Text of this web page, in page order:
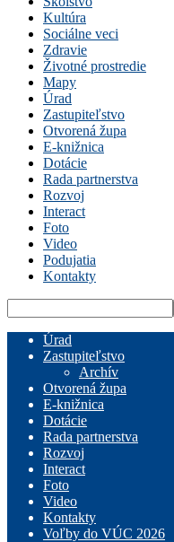
Kultúra
Sociálne veci
Zdravie
Životné prostredie
Mapy
Úrad
Zastupiteľstvo
Otvorená župa
E-knižnica
Dotácie
Rada partnerstva
Rozvoj
Interact
Foto
Video
Podujatia
Kontakty
Úrad
Zastupiteľstvo
Archív
Otvorená župa
E-knižnica
Dotácie
Rada partnerstva
Rozvoj
Interact
Foto
Video
Kontakty
Voľby do VÚC 2026